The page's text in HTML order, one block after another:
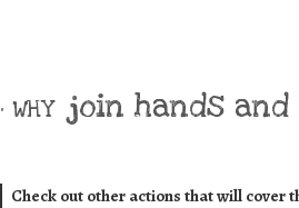
• WHY join hands
Check out other actions that will cover